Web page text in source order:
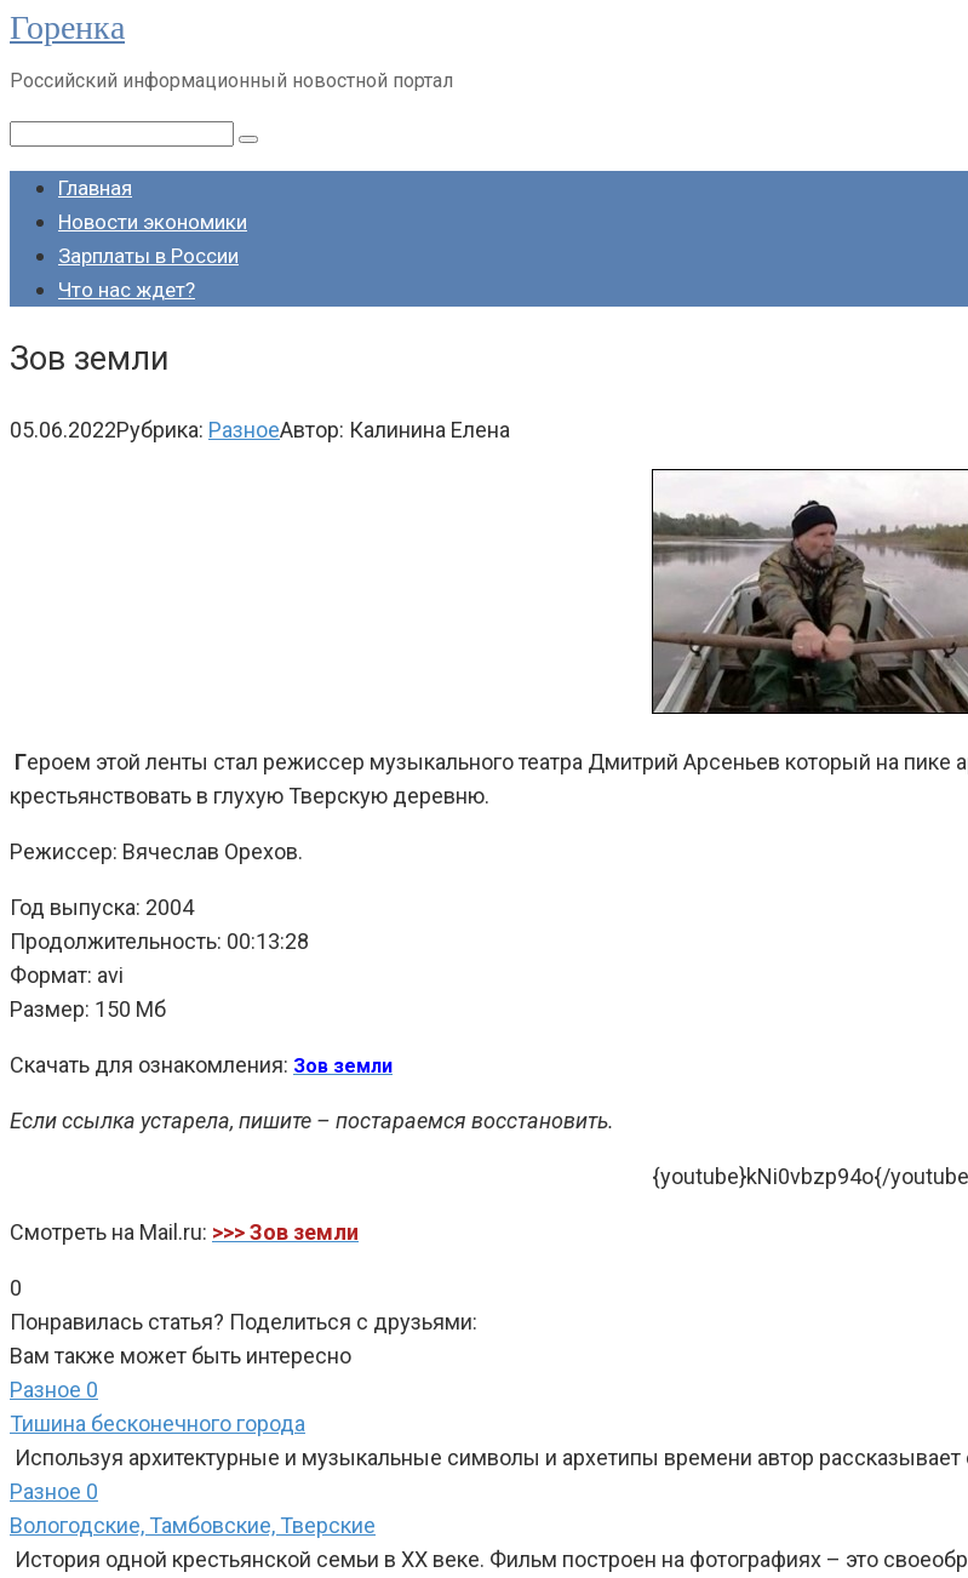
Перейти
контенту
Горенка
Российский информационный новостной портал
Поиск:
Главная
Новости экономики
Зарплаты в России
Что нас ждет?
Зов земли
05.06.2022Рубрика: РазноеАвтор: Калинина Елена
Героем этой ленты стал режиссер музыкального театра Дмитрий Арсеньев который на
крестьянствовать в глухую Тверскую деревню.
Режиссер: Вячеслав Орехов.
Год выпуска: 2004
Продолжительность: 00:13:28
Формат: avi
Размер: 150 Мб
Скачать для ознакомления: Зов земли
Если ссылка устарела, пишите – постараемся восстановить.
{youtube}kNi0vbzp94o{/
Смотреть на Mail.ru: >>> Зов земли
0
Понравилась статья? Поделиться с друзьями:
Вам также может быть интересно
Разное 0
Тишина бесконечного города
Используя архитектурные и музыкальные символы и архетипы времени автор
Разное 0
Вологодские, Тамбовские, Тверские
История одной крестьянской семьи в XX веке. Фильм построен на фотографиях – это